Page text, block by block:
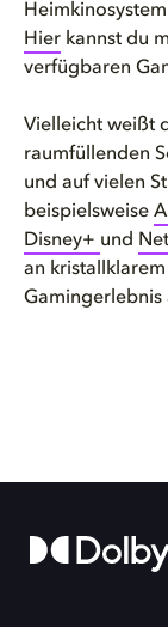
Hier kannst du
verfügbaren
Vielleicht weißt
raumfüllenden
und auf vielen
beispielsweise
Disney+ und
an
Gamingerlebnis